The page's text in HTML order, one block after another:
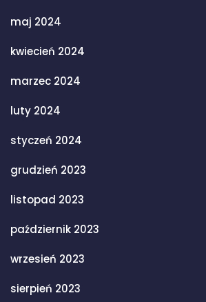
maj 2024
kwiecień 2024
marzec 2024
luty 2024
styczeń 2024
grudzień 2023
listopad 2023
październik 2023
wrzesień 2023
sierpień 2023